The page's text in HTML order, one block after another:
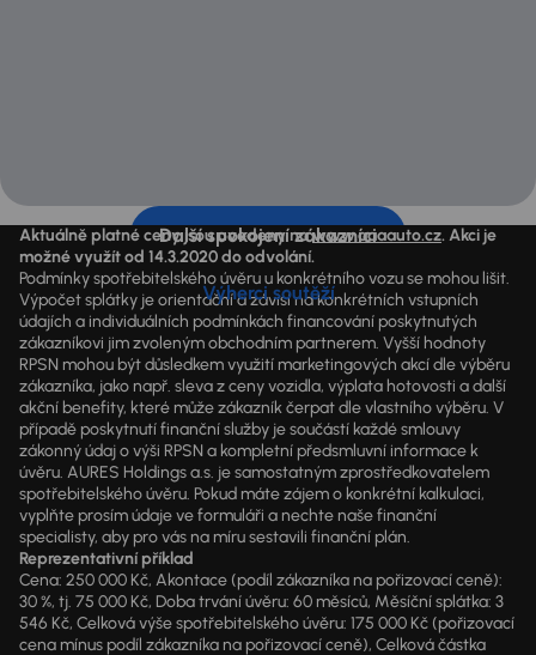
Další spokojení zákazníci
Výherci soutěží
Aktuálně platné ceny jsou uvedeny nawww.aaaauto.cz. Akci je
možné využít od 14.3.2020 do odvolání.
Podmínky spotřebitelského úvěru u konkrétního vozu se mohou lišit.
Výpočet splátky je orientační a závisí na konkrétních vstupních
údajích a individuálních podmínkách financování poskytnutých
zákazníkovi jim zvoleným obchodním partnerem. Vyšší hodnoty
RPSN mohou být důsledkem využití marketingových akcí dle výběru
zákazníka, jako např. sleva z ceny vozidla, výplata hotovosti a další
akční benefity, které může zákazník čerpat dle vlastního výběru. V
případě poskytnutí finanční služby je součástí každé smlouvy
zákonný údaj o výši RPSN a kompletní předsmluvní informace k
úvěru. AURES Holdings a.s. je samostatným zprostředkovatelem
spotřebitelského úvěru. Pokud máte zájem o konkrétní kalkulaci,
vyplňte prosím údaje ve formuláři a nechte naše finanční
specialisty, aby pro vás na míru sestavili finanční plán.
Reprezentativní příklad
Cena: 250 000 Kč, Akontace (podíl zákazníka na pořizovací ceně):
30 %, tj. 75 000 Kč, Doba trvání úvěru: 60 měsíců, Měsíční splátka: 3
546 Kč, Celková výše spotřebitelského úvěru: 175 000 Kč (pořizovací
cena mínus podíl zákazníka na pořizovací ceně), Celková částka